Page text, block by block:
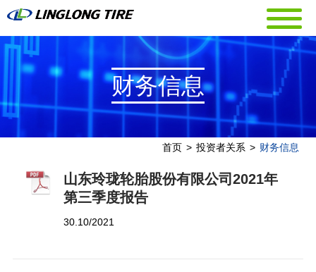
财务信息
首页 > 投资者关系 > 财务信息
山东玲珑轮胎股份有限公司2021年
第三季度报告
30.10/2021